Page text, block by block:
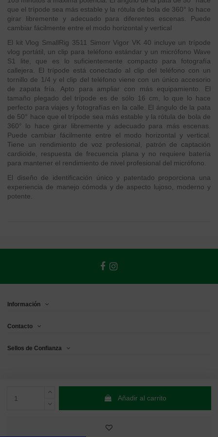
Añadir al carrito
que el trípode sea más estable y la rótula de bola de 360° lo hace
girar libremente y adecuado para diferentes escenas. Puede
cambiar fácilmente entre el modo horizontal y vertical
El kit Vlog SmallRig 3511 Simorr Vigor VK 40 incluye un trípode
vlog portátil, un clip para teléfono estándar y un micrófono Wave
S1 lite, que es lo suficientemente compacto para fotografía
callejera. El trípode está conectado al clip del teléfono con un
tornillo de 1/4 y el clip del teléfono viene con un único accesorio
de zapata fría. Apto para ampliar con más equipamiento. El
tamaño plegado del trípode es de sólo 16 cm, lo que lo hace
perfecto para viajes y fotografías en la calle. El ángulo de la pata
de 50° hace que el trípode sea más estable y la rótula de bola de
360° lo hace girar libremente y adecuado para más escenas.
Puede cambiar fácilmente entre el modo horizontal y vertical.
Tiene un rendimiento de voz profesional, patrón de captación
cardioide, respuesta de frecuencia plana y no requiere batería
para mantener el rendimiento de nivel profesional del micrófono.
El diseño de identificación único y patentado proporciona una
experiencia de manejo cómoda y de aspecto lujoso, moderno y
potente.
Información
Contacto
Sellos de Confianza